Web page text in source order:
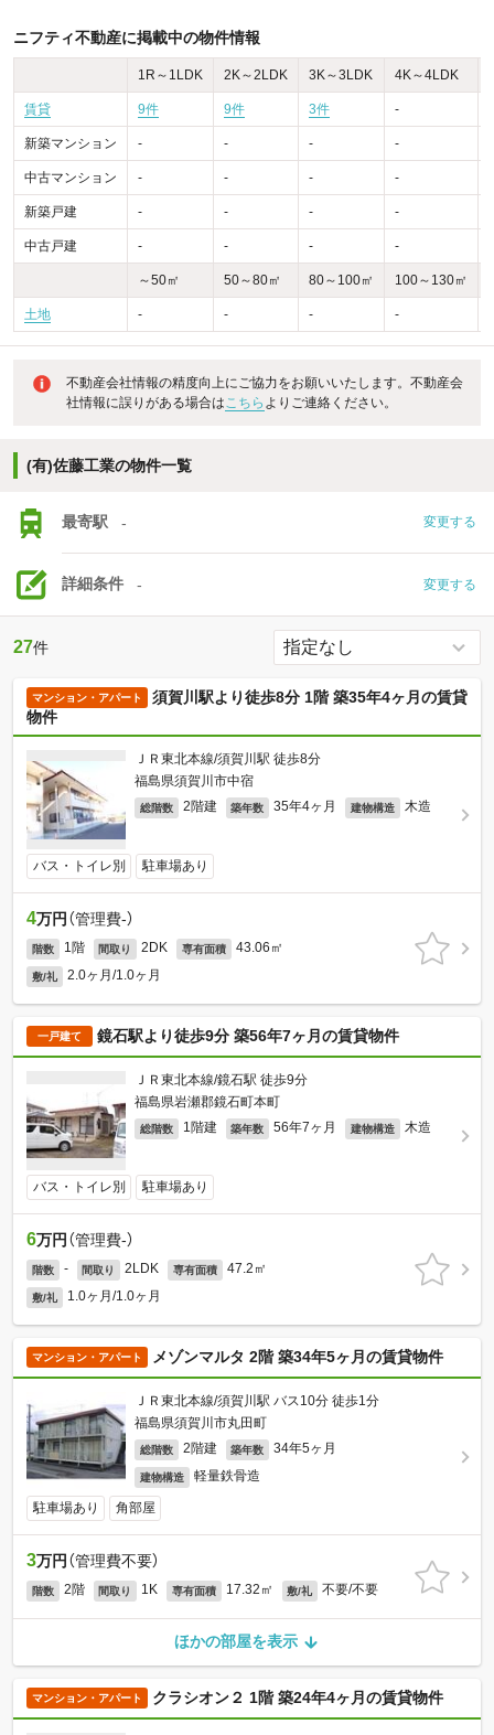
ニフティ不動産に掲載中の物件情報
1R～1LDK 2K～2LDK 3K～3LDK 4K～4LDK
賃貸 9件 9件 3件 -
新築マンション - - - -
中古マンション - - - -
新築戸建 - - - -
中古戸建 - - - -
～50㎡ 50～80㎡ 80～100㎡ 100～130㎡
土地 - - - -
不動産会社情報の精度向上にご協力をお願いいたします。不動産会
社情報に誤りがある場合はこちら よりご連絡ください。
(有)佐藤工業の物件一覧
最寄駅 - 変更する
詳細条件 - 変更する
27件
マンション・アパート
須賀川駅より徒歩8分 1階 築35年4ヶ月の賃貸
物件
ＪＲ東北本線/須賀川駅 徒歩8分
福島県須賀川市中宿
総階数 2階建 築年数 35年4ヶ月 建物構造 木造
バス・トイレ別 駐車場あり
4万円 （管理費-）
階数 1階 間取り 2DK 専有面積 43.06㎡
敷/礼 2.0ヶ月/1.0ヶ月
一戸建て 鏡石駅より徒歩9分 築56年7ヶ月の賃貸物件
ＪＲ東北本線/鏡石駅 徒歩9分
福島県岩瀬郡鏡石町本町
総階数 1階建 築年数 56年7ヶ月 建物構造 木造
バス・トイレ別 駐車場あり
6万円 （管理費-）
階数 - 間取り 2LDK 専有面積 47.2㎡
敷/礼 1.0ヶ月/1.0ヶ月
マンション・アパート メゾンマルタ 2階 築34年5ヶ月の賃貸物件
ＪＲ東北本線/須賀川駅 バス10分 徒歩1分
福島県須賀川市丸田町
総階数 2階建 築年数 34年5ヶ月
建物構造 軽量鉄骨造
駐車場あり 角部屋
3万円 （管理費不要）
階数 2階 間取り 1K 専有面積 17.32㎡ 敷/礼 不要/不要
ほかの部屋を表示
マンション・アパート クラシオン２ 1階 築24年4ヶ月の賃貸物件